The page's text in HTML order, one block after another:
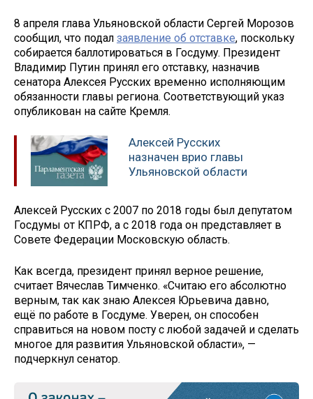
8 апреля глава Ульяновской области Сергей Морозов
сообщил, что подал заявление об отставке, поскольку
собирается баллотироваться в Госдуму. Президент
Владимир Путин принял его отставку, назначив
сенатора Алексея Русских временно исполняющим
обязанности главы региона. Соответствующий указ
опубликован на сайте Кремля.
Алексей Русских
назначен врио главы
Ульяновской области
Алексей Русских с 2007 по 2018 годы был депутатом
Госдумы от КПРФ, а с 2018 года он представляет в
Совете Федерации Московскую область.
Как всегда, президент принял верное решение,
считает Вячеслав Тимченко. «Считаю его абсолютно
верным, так как знаю Алексея Юрьевича давно,
ещё по работе в Госдуме. Уверен, он способен
справиться на новом посту с любой задачей и сделать
многое для развития Ульяновской области», —
подчеркнул сенатор.